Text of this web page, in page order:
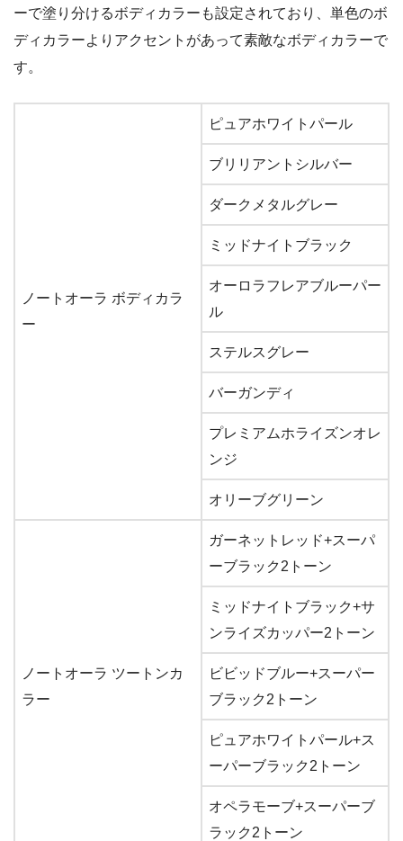
ーで塗り分けるボディカラーも設定されており、単色のボ
ディカラーよりアクセントがあって素敵なボディカラーで
す。
ノートオーラ ボディカラ
ー
ピュアホワイトパール
ブリリアントシルバー
ダークメタルグレー
ミッドナイトブラック
オーロラフレアブルーパー
ル
ステルスグレー
バーガンディ
プレミアムホライズンオレ
ンジ
オリーブグリーン
ノートオーラ ツートンカ
ラー
ガーネットレッド+スーパ
ーブラック2トーン
ミッドナイトブラック+サ
ンライズカッパー2トーン
ビビッドブルー+スーパー
ブラック2トーン
ピュアホワイトパール+ス
ーパーブラック2トーン
オペラモーブ+スーパーブ
ラック2トーン